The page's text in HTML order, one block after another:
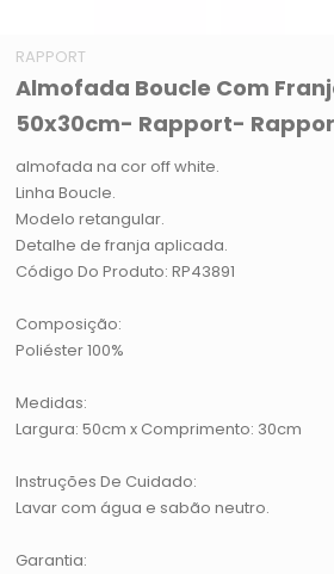
RAPPORT
Almofada Boucle Com
50x30cm- Rapport-
almofada na cor off white.
Linha Boucle.
Modelo retangular.
Detalhe de franja aplicada.
Código Do Produto: RP43891
Composição:
Poliéster 100%
Medidas:
Largura: 50cm x Comprimento: 30cm
Instruções De Cuidado:
Lavar com água e sabão neutro.
Garantia: